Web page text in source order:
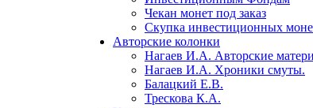
Чекан монет под заказ
Скупка инвестиционных
Авторские колонки
Нагаев И.А. Авторские
Нагаев И.А. Хроники смуты.
Балацкий Е.В.
Трескова К.А.